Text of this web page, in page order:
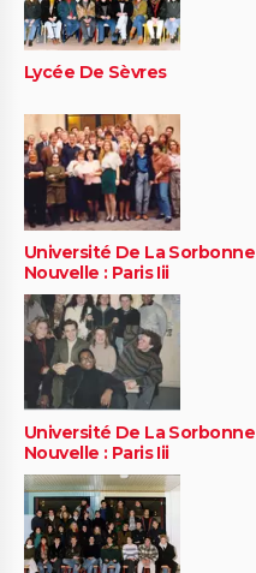
Lycée De Sèvres
Université De La Sorbonne
Nouvelle : Paris Iii
Université De La Sorbonne
Nouvelle : Paris Iii